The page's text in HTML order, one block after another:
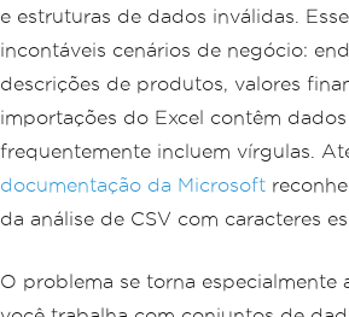
e estruturas de dados inválidas.
incontáveis cenários de negócio:
descrições de produtos, valores
importações do Excel contêm
frequentemente incluem vírgulas.
documentação da Microsoft
da análise de CSV com caracteres
O problema se torna especialmente